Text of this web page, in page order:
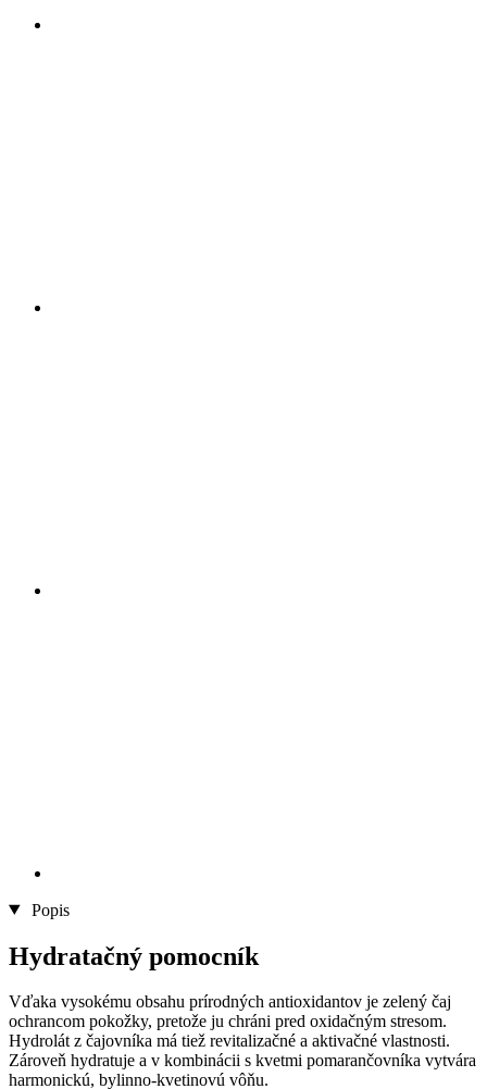
Popis
Hydratačný pomocník
Vďaka vysokému obsahu prírodných antioxidantov je zelený čaj
ochrancom pokožky, pretože ju chráni pred oxidačným stresom.
Hydrolát z čajovníka má tiež revitalizačné a aktivačné vlastnosti.
Zároveň hydratuje a v kombinácii s kvetmi pomarančovníka vytvára
harmonickú, bylinno-kvetinovú vôňu.